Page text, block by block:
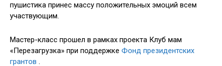
пушистика принес массу положительных эмоций всем
участвующим.
Мастер-класс прошел в рамках проекта Клуб мам
«Перезагрузка» при поддержке Фонд президентских
грантов .